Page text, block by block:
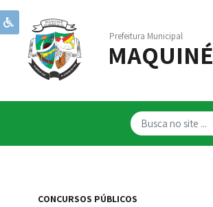
Prefeitura Municipal
MAQUINÉ
Institucional
Governo
ServiçosCONCURSOS PÚBLICOS